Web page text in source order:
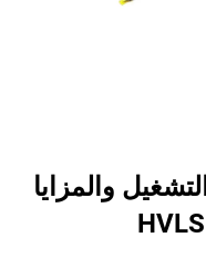
والمزايا